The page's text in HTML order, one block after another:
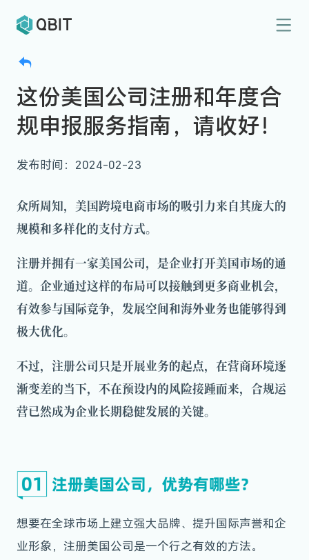
这份美国公司注册和年度合
规申报服务指南，请收好！
发布时间：2024-02-23
众所周知，美国跨境电商市场的吸引力来自其庞大的
规模和多样化的支付方式。
注册并拥有一家美国公司，是企业打开美国市场的通
道。企业通过这样的布局可以接触到更多商业机会，
有效参与国际竞争，发展空间和海外业务也能够得到
极大优化。
不过，注册公司只是开展业务的起点，在营商环境逐
渐变差的当下，不在预设内的风险接踵而来，合规运
营已然成为企业长期稳健发展的关键。
想要在全球市场上建立强大品牌、提升国际声誉和企
业形象，注册美国公司是一个行之有效的方法。